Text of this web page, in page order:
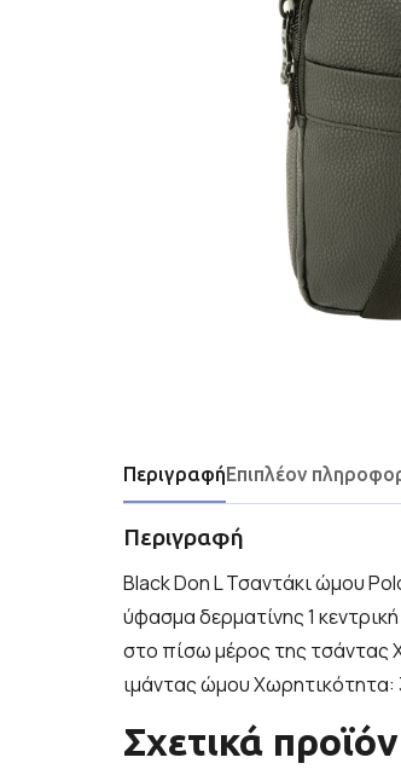
ΠεριγραφήΕπιπλέον
Περιγραφή
Black Don L Τσαντάκι ώμου
ύφασμα δερματίνης 1
στο πίσω μέρος της τσάντας
ιμάντας ώμου Χωρητικότητα:
Σχετικά